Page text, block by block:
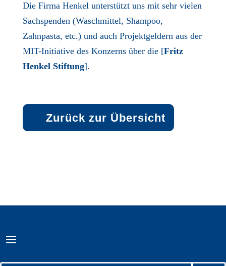
Die Firma Henkel unterstützt uns mit sehr vielen
Sachspenden (Waschmittel, Shampoo,
Zahnpasta, etc.) und auch Projektgeldern aus der
MIT-Initiative des Konzerns über die [Fritz
Henkel Stiftung].
Zurück zur Übersicht